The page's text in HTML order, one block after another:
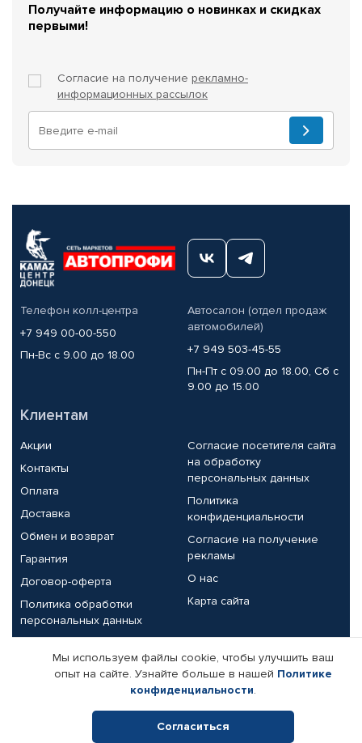
Получайте информацию о новинках и скидках
первыми!
Согласие на получение рекламно-
информационных рассылок
Телефон колл-центра
+7 949 00-00-550
Пн-Вс с 9.00 до 18.00
Автосалон (отдел продаж
автомобилей)
+7 949 503-45-55
Пн-Пт с 09.00 до 18.00, Сб с
9.00 до 15.00
Клиентам
Акции
Контакты
Оплата
Доставка
Обмен и возврат
Гарантия
Договор-оферта
Политика обработки
персональных данных
Согласие посетителя сайта
на обработку
персональных данных
Политика
конфиденциальности
Согласие на получение
рекламы
О нас
Карта сайта
Партнерам
Корпоративным клиентам
Поставщикам
Реквизиты компании
Мы используем файлы cookie, чтобы улучшить ваш
опыт на сайте. Узнайте больше в нашей Политике
конфиденциальности.
Согласиться